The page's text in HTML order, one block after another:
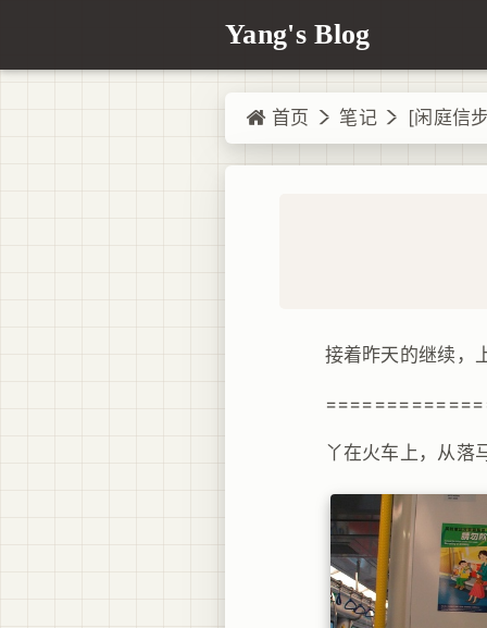
Yang's Blog
首页 笔记 [闲庭信
接着昨天的继续，
丫在火车上，从落